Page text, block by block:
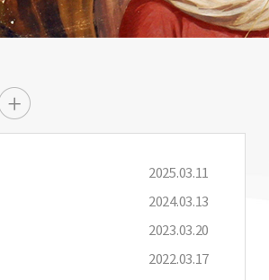
2025.03.11
2024.03.13
2023.03.20
2022.03.17